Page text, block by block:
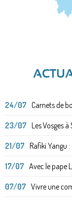
24/07 Carnets de
23/07 Les Vosges à
21/07 Rafiki Yangu :
17/07 Avec le pape
07/07 Vivre une